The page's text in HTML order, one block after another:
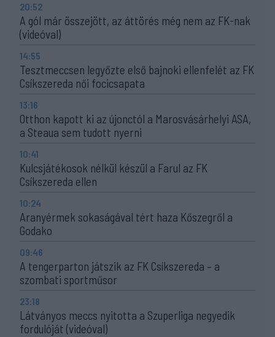
20:52
A gól már összejött, az áttörés még nem az FK-nak
(videóval)
14:55
Tesztmeccsen legyőzte első bajnoki ellenfelét az FK
Csíkszereda női focicsapata
13:16
Otthon kapott ki az újonctól a Marosvásárhelyi ASA,
a Steaua sem tudott nyerni
10:41
Kulcsjátékosok nélkül készül a Farul az FK
Csíkszereda ellen
10:24
Aranyérmek sokaságával tért haza Kőszegről a
Godako
09:46
A tengerparton játszik az FK Csíkszereda – a
szombati sportműsor
23:18
Látványos meccs nyitotta a Szuperliga negyedik
fordulóját (videóval)